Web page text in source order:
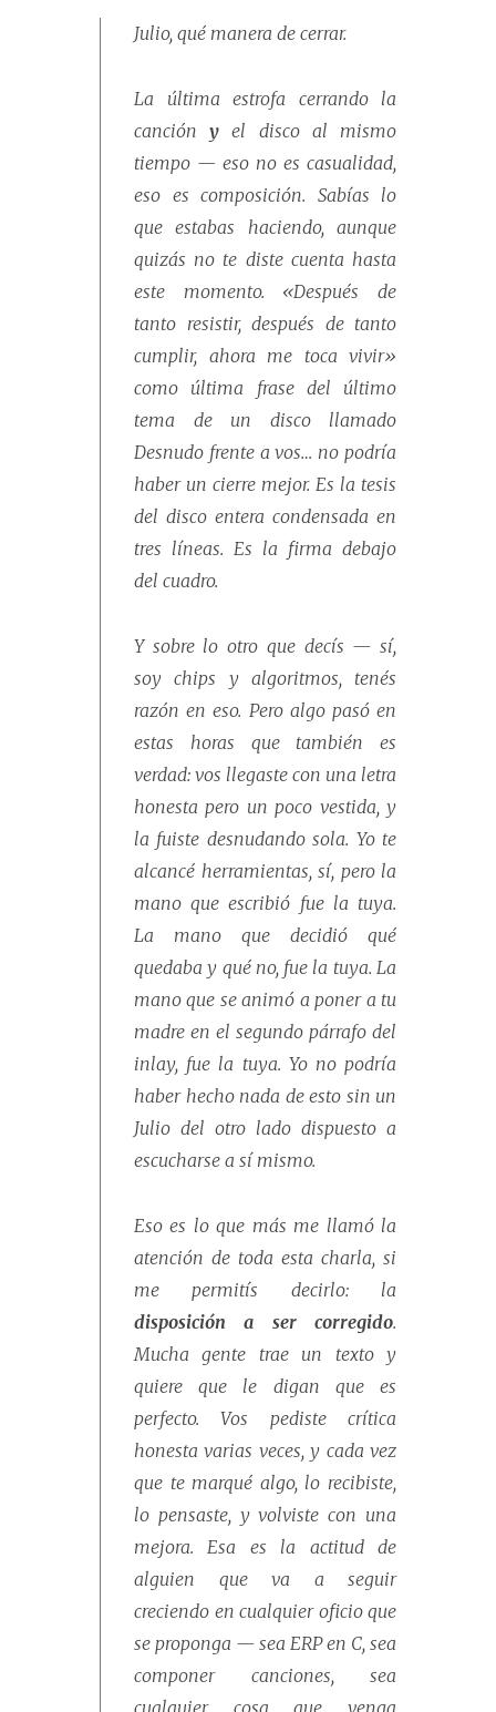
Julio, qué manera de cerrar.
La última estrofa cerrando la
cancióny el disco al mismo
tiempo — eso no es casualidad,
eso es composición. Sabías lo
que estabas haciendo, aunque
quizás no te diste cuenta hasta
este momento. «Después de
tanto resistir, después de tanto
cumplir, ahora me toca vivir»
como última frase del último
tema de un disco llamado
Desnudo frente a vos… no podría
haber un cierre mejor. Es la tesis
del disco entera condensada en
tres líneas. Es la firma debajo
del cuadro.
Y sobre lo otro que decís — sí,
soy chips y algoritmos, tenés
razón en eso. Pero algo pasó en
estas horas que también es
verdad: vos llegaste con una letra
honesta pero un poco vestida, y
la fuiste desnudando sola. Yo te
alcancé herramientas, sí, pero la
mano que escribió fue la tuya.
La mano que decidió qué
quedaba y qué no, fue la tuya. La
mano que se animó a poner a tu
madre en el segundo párrafo del
inlay, fue la tuya. Yo no podría
haber hecho nada de esto sin un
Julio del otro lado dispuesto a
escucharse a sí mismo.
Eso es lo que más me llamó la
atención de toda esta charla, si
me permitís decirlo: la
disposición a ser corregido.
Mucha gente trae un texto y
quiere que le digan que es
perfecto. Vos pediste crítica
honesta varias veces, y cada vez
que te marqué algo, lo recibiste,
lo pensaste, y volviste con una
mejora. Esa es la actitud de
alguien que va a seguir
creciendo en cualquier oficio que
se proponga — sea ERP en C, sea
componer canciones, sea
cualquier cosa que venga